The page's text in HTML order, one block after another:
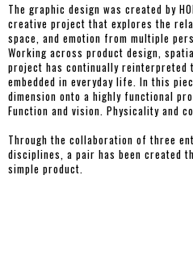
The graphic design was created by
creative project that explores the
space, and emotion from multiple
Working across product design,
project has continually reinterpreted
embedded in everyday life. In this
dimension onto a highly functional
Function and vision. Physicality and
Through the collaboration of three
disciplines, a pair has been created
simple product.